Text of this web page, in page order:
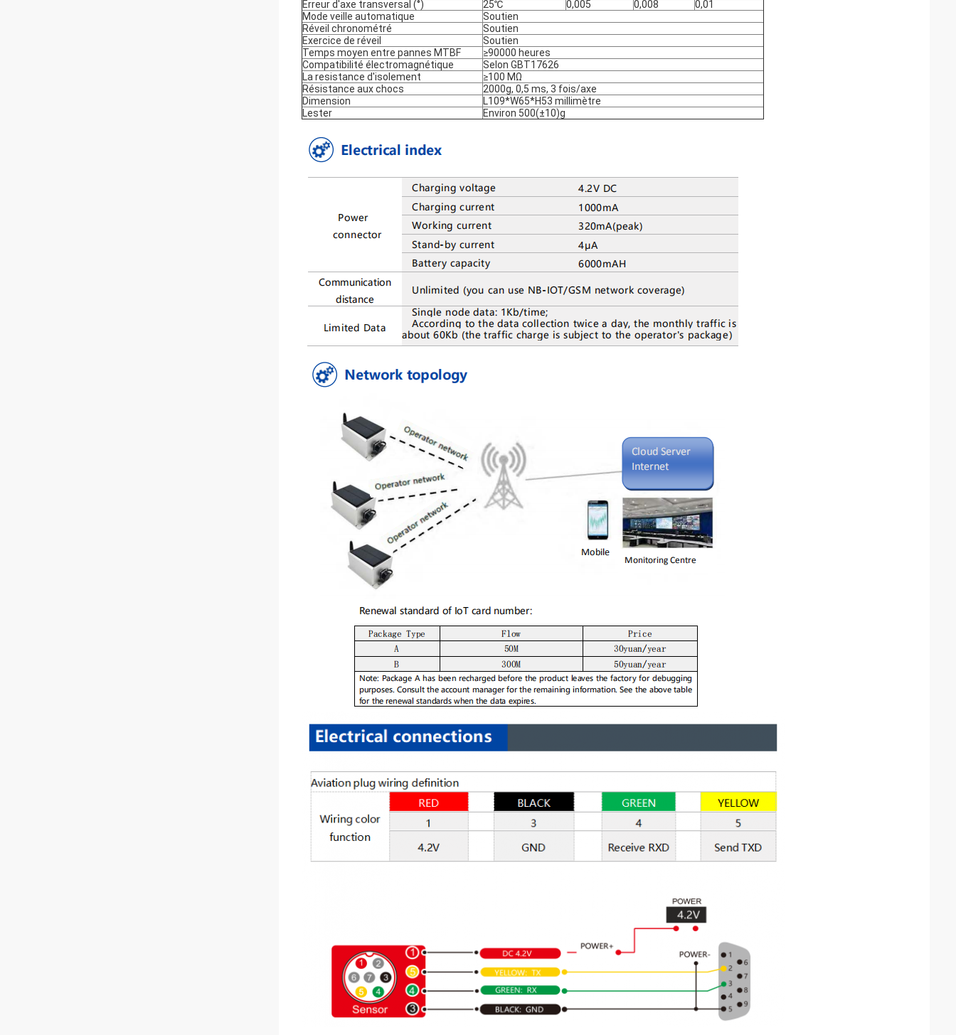
Erreur d'axe transversal (°)
25℃ 0,005 0,008
0,01
Mode veille automatique
Soutien
Réveil chronométré
Soutien
Exercice de réveil
Soutien
Temps moyen entre pannes MTBF
≥90000 heures
Compatibilité électromagnétique
Selon GBT17626
La resistance d'isolement
≥100 MΩ
Résistance aux chocs
2000g, 0,5 ms, 3 fois/axe
Dimension
L109*W65*H53 millimètre
Lester
Environ 500(±10)g